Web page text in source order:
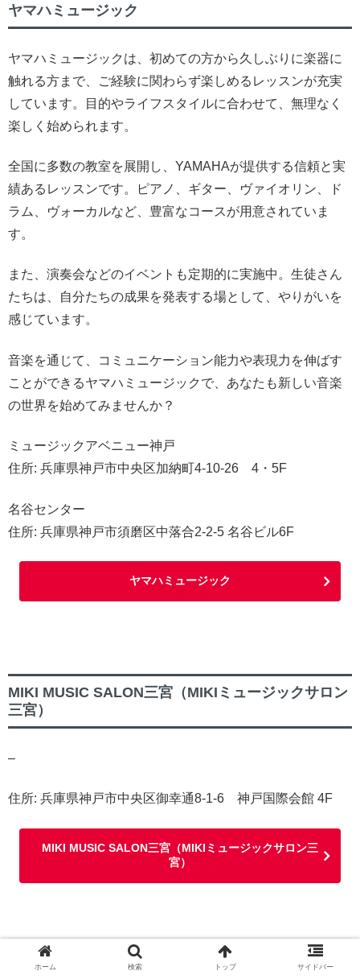
ヤマハミュージック
ヤマハミュージックは、初めての方から久しぶりに楽器に
触れる方まで、ご経験に関わらず楽しめるレッスンが充実
しています。目的やライフスタイルに合わせて、無理なく
楽しく始められます。
全国に多数の教室を展開し、YAMAHAが提供する信頼と実
績あるレッスンです。ピアノ、ギター、ヴァイオリン、ド
ラム、ヴォーカルなど、豊富なコースが用意されていま
す。
また、演奏会などのイベントも定期的に実施中。生徒さん
たちは、自分たちの成果を発表する場として、やりがいを
感じています。
音楽を通じて、コミュニケーション能力や表現力を伸ばす
ことができるヤマハミュージックで、あなたも新しい音楽
の世界を始めてみませんか？
ミュージックアベニュー神戸
住所: 兵庫県神戸市中央区加納町4‐10-26 4・5F
名谷センター
住所: 兵庫県神戸市須磨区中落合2-2-5 名谷ビル6F
ヤマハミュージック
MIKI MUSIC SALON三宮（MIKIミュージックサロン
三宮）
–
住所: 兵庫県神戸市中央区御幸通8-1-6 神戸国際会館 4F
MIKI MUSIC SALON三宮（MIKIミュージックサロン三
宮）
田渕雅子音楽教室
ホーム 検索 トップ サイドバー